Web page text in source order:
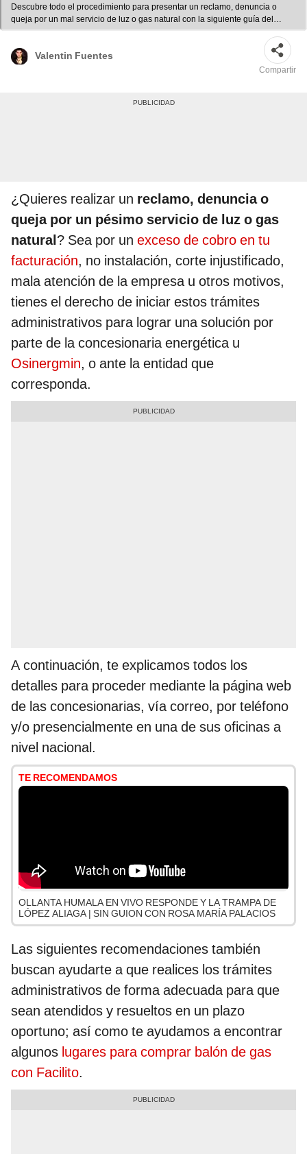
Descubre todo el procedimiento para presentar un reclamo, denuncia o
queja por un mal servicio de luz o gas natural con la siguiente guía del
Osinergmin. Foto: composición de LR/ difusión
Valentin Fuentes
Compartir
¿Quieres realizar un reclamo, denuncia o
queja por un pésimo servicio de luz o gas
natural? Sea por un exceso de cobro en tu
facturación, no instalación, corte injustificado,
mala atención de la empresa u otros motivos,
tienes el derecho de iniciar estos trámites
administrativos para lograr una solución por
parte de la concesionaria energética u
Osinergmin, o ante la entidad que
corresponda.
A continuación, te explicamos todos los
detalles para proceder mediante la página web
de las concesionarias, vía correo, por teléfono
y/o presencialmente en una de sus oficinas a
nivel nacional.
TE RECOMENDAMOS
OLLANTA HUMALA EN VIVO RESPONDE Y LA TRAMPA DE
LÓPEZ ALIAGA | SIN GUION CON ROSA MARÍA PALACIOS
Las siguientes recomendaciones también
buscan ayudarte a que realices los trámites
administrativos de forma adecuada para que
sean atendidos y resueltos en un plazo
oportuno; así como te ayudamos a encontrar
algunos lugares para comprar balón de gas
con Facilito.